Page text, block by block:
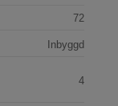
72
Inbyggd
4